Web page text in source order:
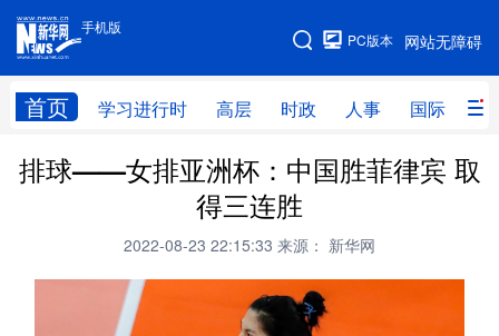
手机版
网站无障碍
PC版本
首页 学习进行时 高层 时政 人事 国际 财
手机版
网站地图
学习进行时 高层 时政 人事
财经 网评
全球连线
量子
排球——女排亚洲杯：中国胜菲律宾 取
得三连胜
2022-08-23 22:15:33 来源： 新华网